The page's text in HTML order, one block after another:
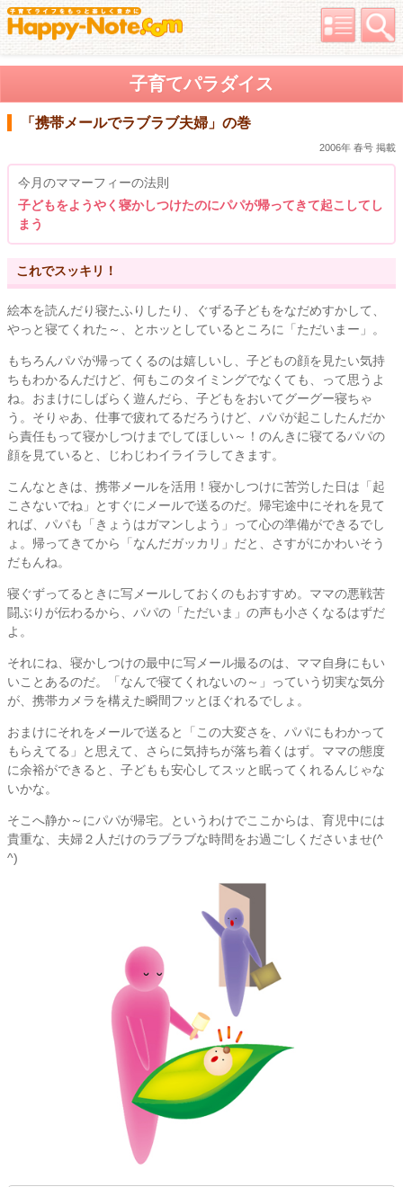
子育てパラダイス
「携帯メールでラブラブ夫婦」の巻
2006年 春号 掲載
今月のママーフィーの法則
子どもをようやく寝かしつけたのにパパが帰ってきて起こしてし
まう
これでスッキリ！
絵本を読んだり寝たふりしたり、ぐずる子どもをなだめすかして、
やっと寝てくれた～、とホッとしているところに「ただいまー」。
もちろんパパが帰ってくるのは嬉しいし、子どもの顔を見たい気持
ちもわかるんだけど、何もこのタイミングでなくても、って思うよ
ね。おまけにしばらく遊んだら、子どもをおいてグーグー寝ちゃ
う。そりゃあ、仕事で疲れてるだろうけど、パパが起こしたんだか
ら責任もって寝かしつけまでしてほしい～！のんきに寝てるパパの
顔を見ていると、じわじわイライラしてきます。
こんなときは、携帯メールを活用！寝かしつけに苦労した日は「起
こさないでね」とすぐにメールで送るのだ。帰宅途中にそれを見て
れば、パパも「きょうはガマンしよう」って心の準備ができるでし
ょ。帰ってきてから「なんだガッカリ」だと、さすがにかわいそう
だもんね。
寝ぐずってるときに写メールしておくのもおすすめ。ママの悪戦苦
闘ぶりが伝わるから、パパの「ただいま」の声も小さくなるはずだ
よ。
それにね、寝かしつけの最中に写メール撮るのは、ママ自身にもい
いことあるのだ。「なんで寝てくれないの～」っていう切実な気分
が、携帯カメラを構えた瞬間フッとほぐれるでしょ。
おまけにそれをメールで送ると「この大変さを、パパにもわかって
もらえてる」と思えて、さらに気持ちが落ち着くはず。ママの態度
に余裕ができると、子どもも安心してスッと眠ってくれるんじゃな
いかな。
そこへ静か～にパパが帰宅。というわけでここからは、育児中には
貴重な、夫婦２人だけのラブラブな時間をお過ごしくださいませ(^
^)